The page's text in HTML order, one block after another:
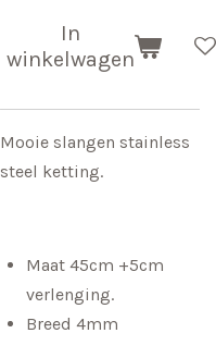
In
winkelwagen
Mooie slangen stainless
steel ketting.
Maat 45cm +5cm
verlenging.
Breed 4mm